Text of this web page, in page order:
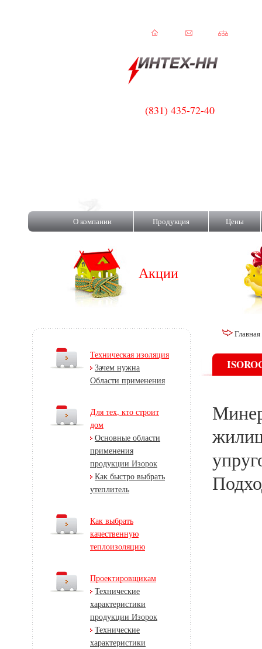
(831) 435-72-40
О компании Продукция Цены
Акции
Техническая изоляция
Зачем нужна
Области применения
Для тех, кто строит
дом
Основные области
применения
продукции Изорок
Как быстро выбрать
утеплитель
Как выбрать
качественную
теплоизоляцию
Проектировщикам
Технические
характеристики
продукции Изорок
Технические
характеристики
Главная